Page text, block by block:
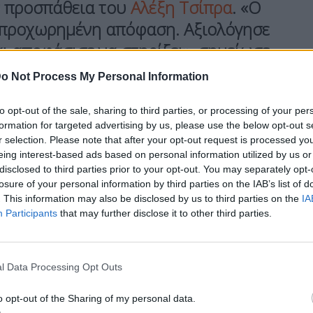
Not Process My Personal Information
opt-out of the sale, sharing to third parties, or processing of your
for targeted advertising by us, please use the below opt-out
selection. Please note that after your opt-out request is processed
interest-based ads based on personal information utilized by us
to third parties prior to your opt-out. You may separately
of your personal information by third parties on the IAB’s list of
This information may also be disclosed by us to third parties on the
Participants that may further disclose it to other third parties.
Data Processing Opt Outs
opt-out of the Sharing of my personal data.
προσπάθεια του Αλέξη Τσίπρα. «Ο
απόφαση. Αξιολόγησε
αποφάσισε να στηρίξει», σημείωσε
Μανιάτη, Αναστασία
ΣΥΡΙΖΑ αντιλήφθηκαν ότι η ΕΛΑΣ του Αλέξη
μπορεί να συμβάλειστη διαμόρφωση μιας
Μητσοτάκη γι’ αυτόν το λόγο το
λάθος» η αντιπαράθεση μαζί του,
επόμενες εκλογές «μια ευρεία προοδευτική